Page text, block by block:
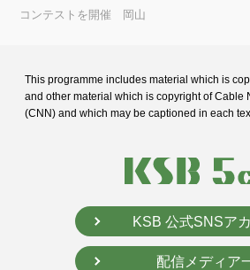
コンテストを開催 岡山
This programme includes material which is
and other material which is copyright of Cable
(CNN) and which may be captioned in each
KSB 公式SNSア
配信メディア